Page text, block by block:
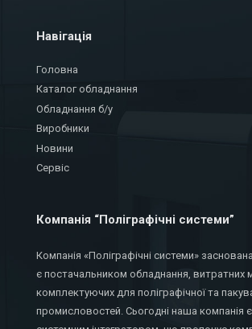
Навігація
Головна
Каталог обладнання
Обладнання б/у
Виробники
Новини
Сервіс
Компанія “Поліграфічні системи”
Компанія «Поліграфічні системи»
є постачальником обладнання, витратних
комплектуючих для поліграфічної та
промисловостей. Сьогодні наша компанія